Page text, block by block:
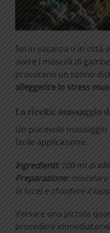
Sei in vacanza o in città
avere i muscoli di
procurano un sonno
alleggerire lo stress
La ricetta: massaggio
Un piacevole
facile applicazione.
Ingredienti:100 ml di
Preparazione:miscelare
la luce) e chiudere il
Versare una piccola
procedere